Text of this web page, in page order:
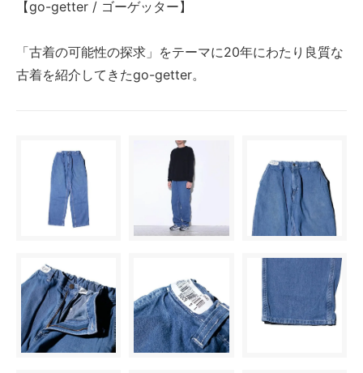
【go-getter / ゴーゲッター】
「古着の可能性の探求」をテーマに20年にわたり良質な
古着を紹介してきたgo-getter。